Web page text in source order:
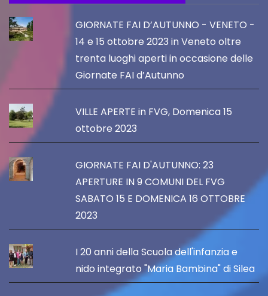
GIORNATE FAI D’AUTUNNO - VENETO -
14 e 15 ottobre 2023 in Veneto oltre
trenta luoghi aperti in occasione delle
Giornate FAI d’Autunno
VILLE APERTE in FVG, Domenica 15
ottobre 2023
GIORNATE FAI D'AUTUNNO: 23
APERTURE IN 9 COMUNI DEL FVG
SABATO 15 E DOMENICA 16 OTTOBRE
2023
I 20 anni della Scuola dell'infanzia e
nido integrato "Maria Bambina" di Silea